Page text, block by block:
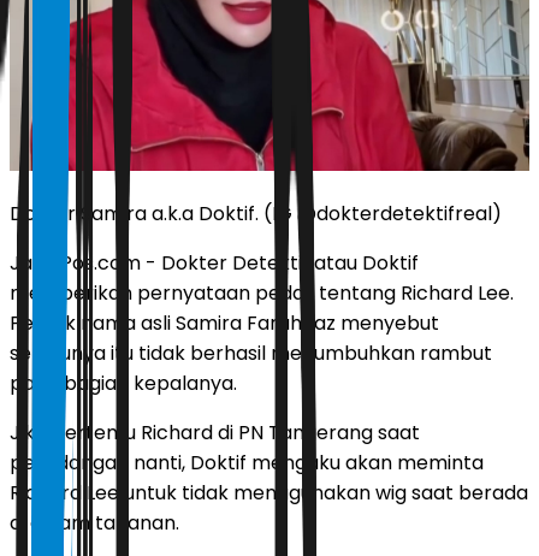
Dokter Samira a.k.a Doktif. (IG @dokterdetektifreal)
JawaPos.com - Dokter Detektif atau Doktif
memberikan pernyataan pedas tentang Richard Lee.
Pemilik nama asli Samira Farahnaz menyebut
seterunya itu tidak berhasil menumbuhkan rambut
pada bagian kepalanya.
Jika bertemu Richard di PN Tangerang saat
persidangan nanti, Doktif mengaku akan meminta
Richard Lee untuk tidak menggunakan wig saat berada
di dalam tahanan.